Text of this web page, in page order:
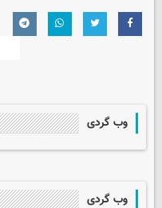
وب گردی
وب گردی